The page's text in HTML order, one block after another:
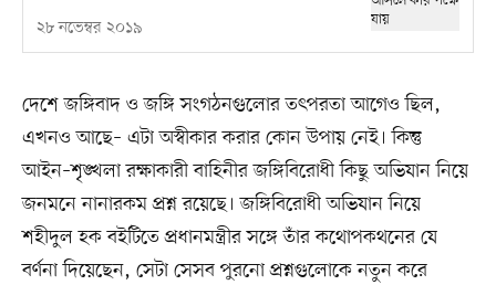
২৮ নভেম্বর ২০১৯
দেশে জঙ্গিবাদ ও জঙ্গি সংগঠনগুলোর তৎপরতা আগেও ছিল,
এখনও আছে– এটা অস্বীকার করার কোন উপায় নেই। কিন্তু
আইন–শৃঙ্খলা রক্ষাকারী বাহিনীর জঙ্গিবিরোধী কিছু অভিযান নিয়ে
জনমনে নানারকম প্রশ্ন রয়েছে। জঙ্গিবিরোধী অভিযান নিয়ে
শহীদুল হক বইটিতে প্রধানমন্ত্রীর সঙ্গে তাঁর কথোপকথনের যে
বর্ণনা দিয়েছেন, সেটা সেসব পুরনো প্রশ্নগুলোকে নতুন করে